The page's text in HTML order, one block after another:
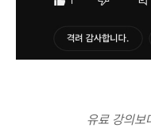
유료 강의보